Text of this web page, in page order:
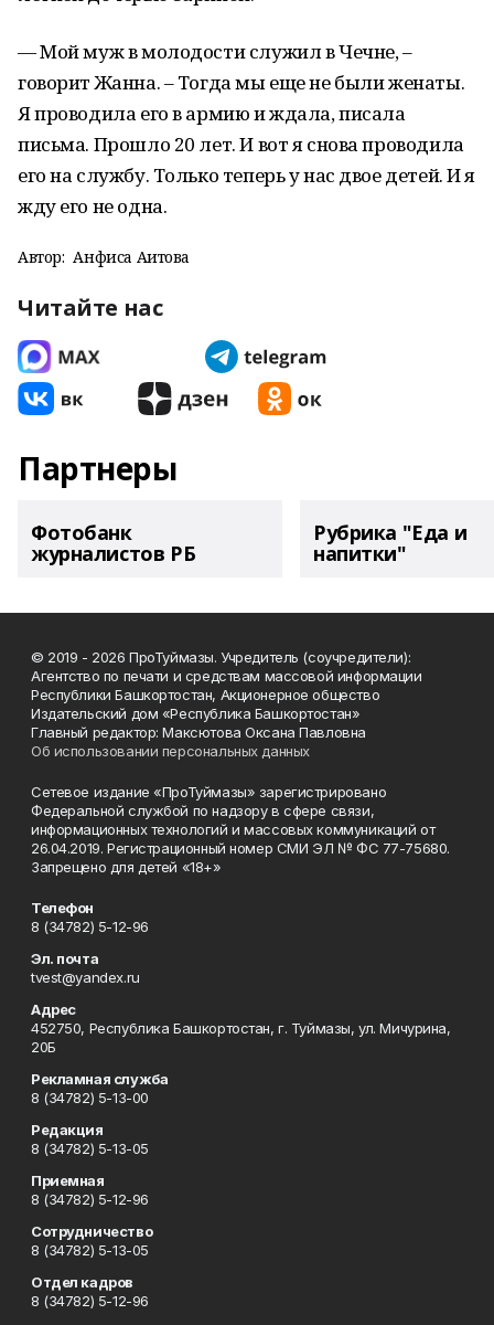
— Мой муж в молодости служил в Чечне, –
говорит Жанна. – Тогда мы еще не были женаты.
Я проводила его в армию и ждала, писала
письма. Прошло 20 лет. И вот я снова проводила
его на службу. Только теперь у нас двое детей. И я
жду его не одна.
Автор: Анфиса Аитова
Читайте нас
Партнеры
Фотобанк
журналистов РБ
Рубрика "Еда и
напитки"
© 2019 - 2026 ПроТуймазы. Учредитель (соучредители):
Агентство по печати и средствам массовой информации
Республики Башкортостан, Акционерное общество
Издательский дом «Республика Башкортостан»
Главный редактор: Максютова Оксана Павловна
Об использовании персональных данных
Сетевое издание «ПроТуймазы» зарегистрировано
Федеральной службой по надзору в сфере связи,
информационных технологий и массовых коммуникаций от
26.04.2019. Регистрационный номер СМИ ЭЛ № ФС 77-75680.
Запрещено для детей «18+»
Телефон
8 (34782) 5-12-96
Эл. почта
tvest@yandex.ru
Адрес
452750, Республика Башкортостан, г. Туймазы, ул. Мичурина,
20Б
Рекламная служба
8 (34782) 5-13-00
Редакция
8 (34782) 5-13-05
Приемная
8 (34782) 5-12-96
Сотрудничество
8 (34782) 5-13-05
Отдел кадров
8 (34782) 5-12-96